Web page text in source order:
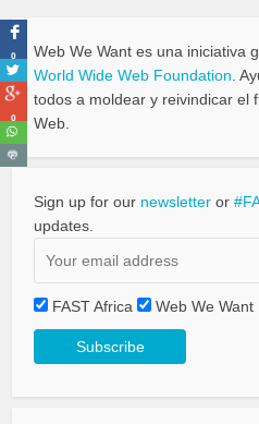
Web We Want es una iniciativa
World Wide Web Foundation .
todos a moldear y reivindicar el
Web.
Sign up for our newsletter or
updates.
FAST Africa Web We Want
0
0